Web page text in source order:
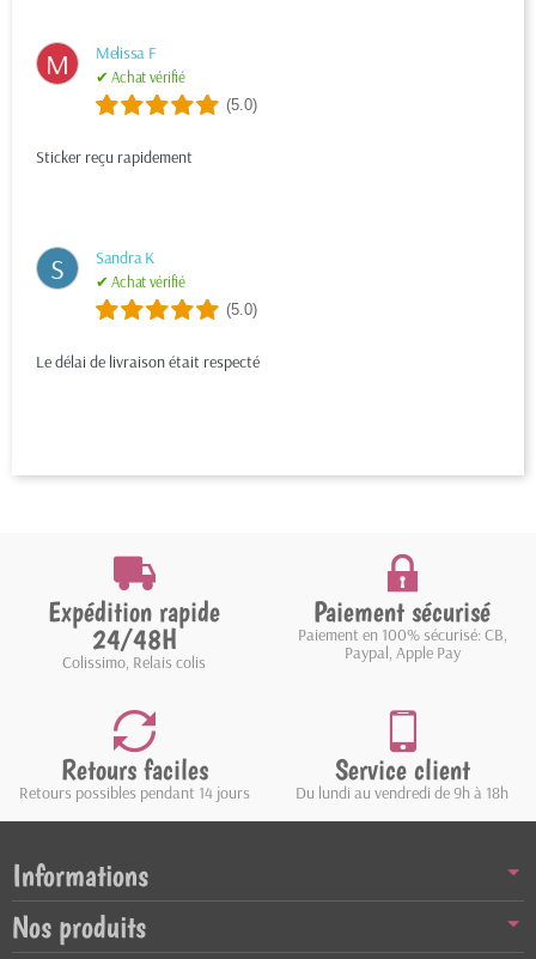
M Melissa F
✔ Achat vérifié
(5.0)
Sticker reçu rapidement
S Sandra K
✔ Achat vérifié
(5.0)
Le délai de livraison était respecté
Expédition rapide
24/48H
Colissimo, Relais colis
Paiement sécurisé
Paiement en 100% sécurisé: CB,
Paypal, Apple Pay
Retours faciles
Retours possibles pendant 14 jours
Service client
Du lundi au vendredi de 9h à 18h
Informations
Nos produits